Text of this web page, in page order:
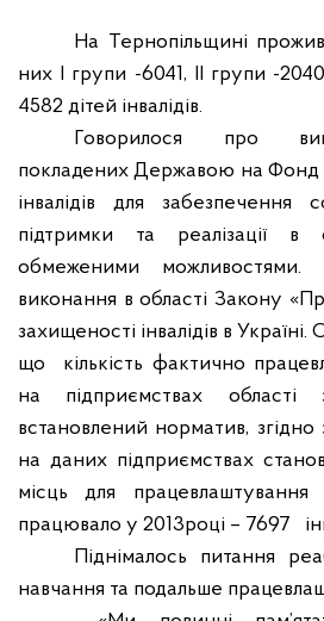
На Тернопільщині
них І групи -6041, ІІ групи -
4582 дітей інвалідів.
Говорилося про
покладених Державою на Фонд
інвалідів для забезпечення
підтримки та реалізації в
обмеженими можливостями.
виконання в області Закону
захищеності інвалідів в
що
кількість фактично
на підприємствах області
встановлений норматив, згідно
на даних підприємствах
місць для працевлаштування
працювало у 2013році – 7697
Піднімалось питання
навчання та подальше